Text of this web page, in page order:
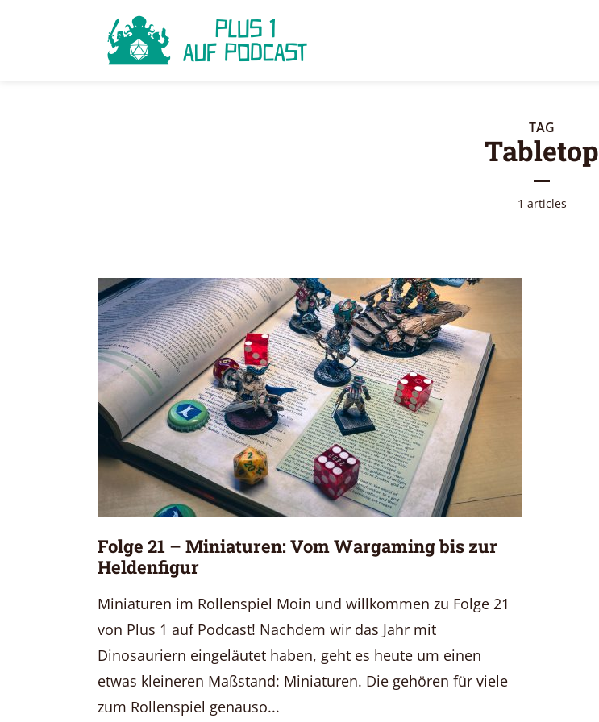
TAG
Tabletop
1 articles
Folge 21 – Miniaturen: Vom Wargaming bis zur
Heldenfigur
Miniaturen im Rollenspiel Moin und willkommen zu Folge 21
von Plus 1 auf Podcast! Nachdem wir das Jahr mit
Dinosauriern eingeläutet haben, geht es heute um einen
etwas kleineren Maßstand: Miniaturen. Die gehören für viele
zum Rollenspiel genauso...